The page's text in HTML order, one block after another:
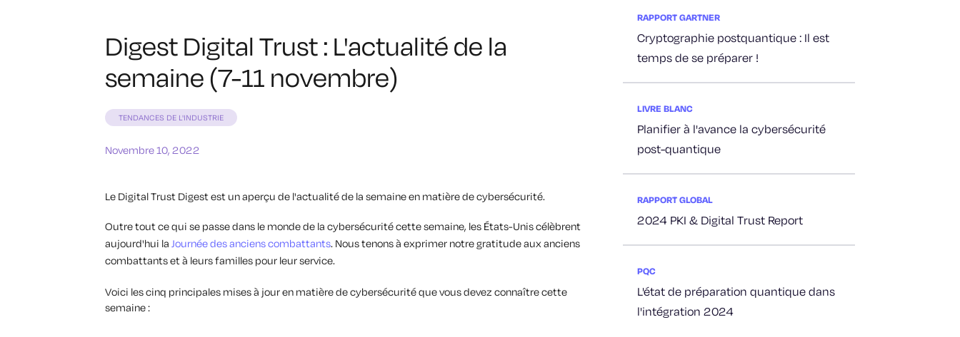
Digest Digital Trust : L'actualité de la
semaine (7-11 novembre)
TENDANCES DE L'INDUSTRIE
Novembre 10, 2022
Le Digital Trust Digest est un aperçu de l'actualité de la semaine en matière de cybersécurité.
Outre tout ce qui se passe dans le monde de la cybersécurité cette semaine, les États-Unis célèbrent
aujourd'hui la Journée des anciens combattants. Nous tenons à exprimer notre gratitude aux anciens
combattants et à leurs familles pour leur service.
Voici les cinq principales mises à jour en matière de cybersécurité que vous devez connaître cette
semaine :
RAPPORT GARTNER
Cryptographie postquantique : Il est
temps de se préparer !
LIVRE BLANC
Planifier à l'avance la cybersécurité
post-quantique
RAPPORT GLOBAL
2024 PKI & Digital Trust Report
PQC
L'état de préparation quantique dans
l'intégration 2024